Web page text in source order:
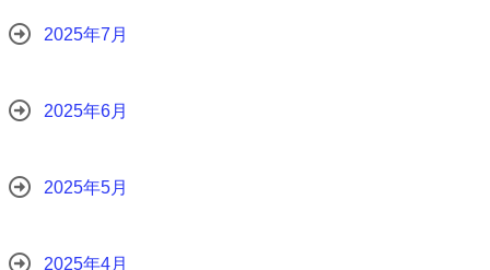
2025年7月
2025年6月
2025年5月
2025年4月